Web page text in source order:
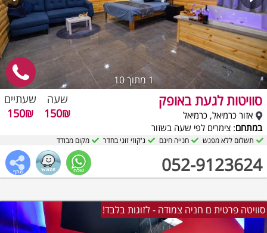
1מתוך 10
סוויטות לגעת באופק
אזור כרמיאל, כרמיאל
במתחם: צימרים לפי שעה בשזור
052-9123624
שעה
150₪
שעתיים
150₪
תשלום ללא מפגש חנייה חינם ג'קוזי זוגי בחדר מקום מבודד
סוויטה פרטית ם חניה צמודה - לזוגות בלבד!